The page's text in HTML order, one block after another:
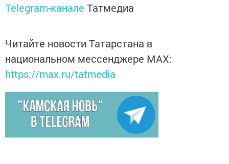
Telegram-канале Татмедиа
Читайте новости Татарстана в
национальном мессенджере MАХ:
https://max.ru/tatmedia